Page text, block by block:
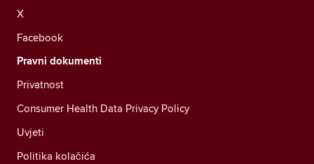
X
Facebook
Pravni dokumenti
Privatnost
Consumer Health Data Privacy Policy
Uvjeti
Politika kolačića